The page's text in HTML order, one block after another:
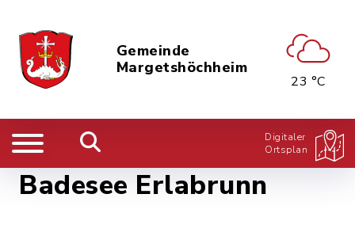
Gemeinde
Margetshöchheim
23 °C
Digitaler
Ortsplan
Badesee Erlabrunn